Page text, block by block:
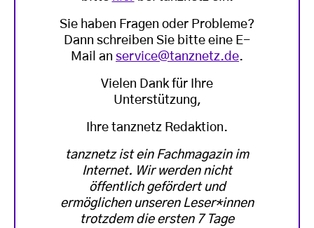
Sie haben Fragen oder Probleme?
Dann schreiben Sie bitte eine E-
Mail an service@tanznetz.de.
Vielen Dank für Ihre
Unterstützung,
Ihre tanznetz Redaktion.
tanznetz ist ein Fachmagazin im
Internet. Wir werden nicht
öffentlich gefördert und
ermöglichen unseren Leser*innen
trotzdem die ersten 7 Tage